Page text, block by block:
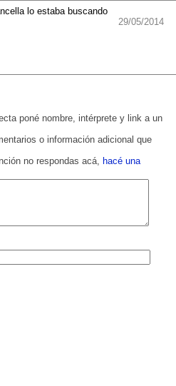
lo estaba buscando
29/05/2014
poné nombre, intérprete y link a un
o información adicional que
no respondas acá, hacé una